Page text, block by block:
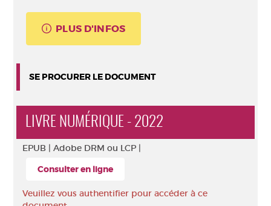
PLUS D'INFOS
SE PROCURER LE DOCUMENT
LIVRE NUMÉRIQUE - 2022
EPUB | Adobe DRM ou LCP |
Consulter en ligne
Veuillez vous authentifier pour accéder à ce